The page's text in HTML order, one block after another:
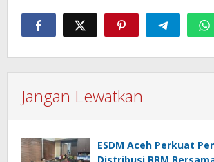
Jangan Lewatkan
ESDM Aceh Perkuat